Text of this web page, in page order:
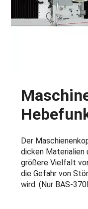
Der
dicken Materialien
größere Vielfalt
die Gefahr von
wird. (Nur BAS-